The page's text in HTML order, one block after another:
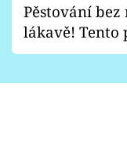
Pěstování
lákavě! Tento
vhodný jen